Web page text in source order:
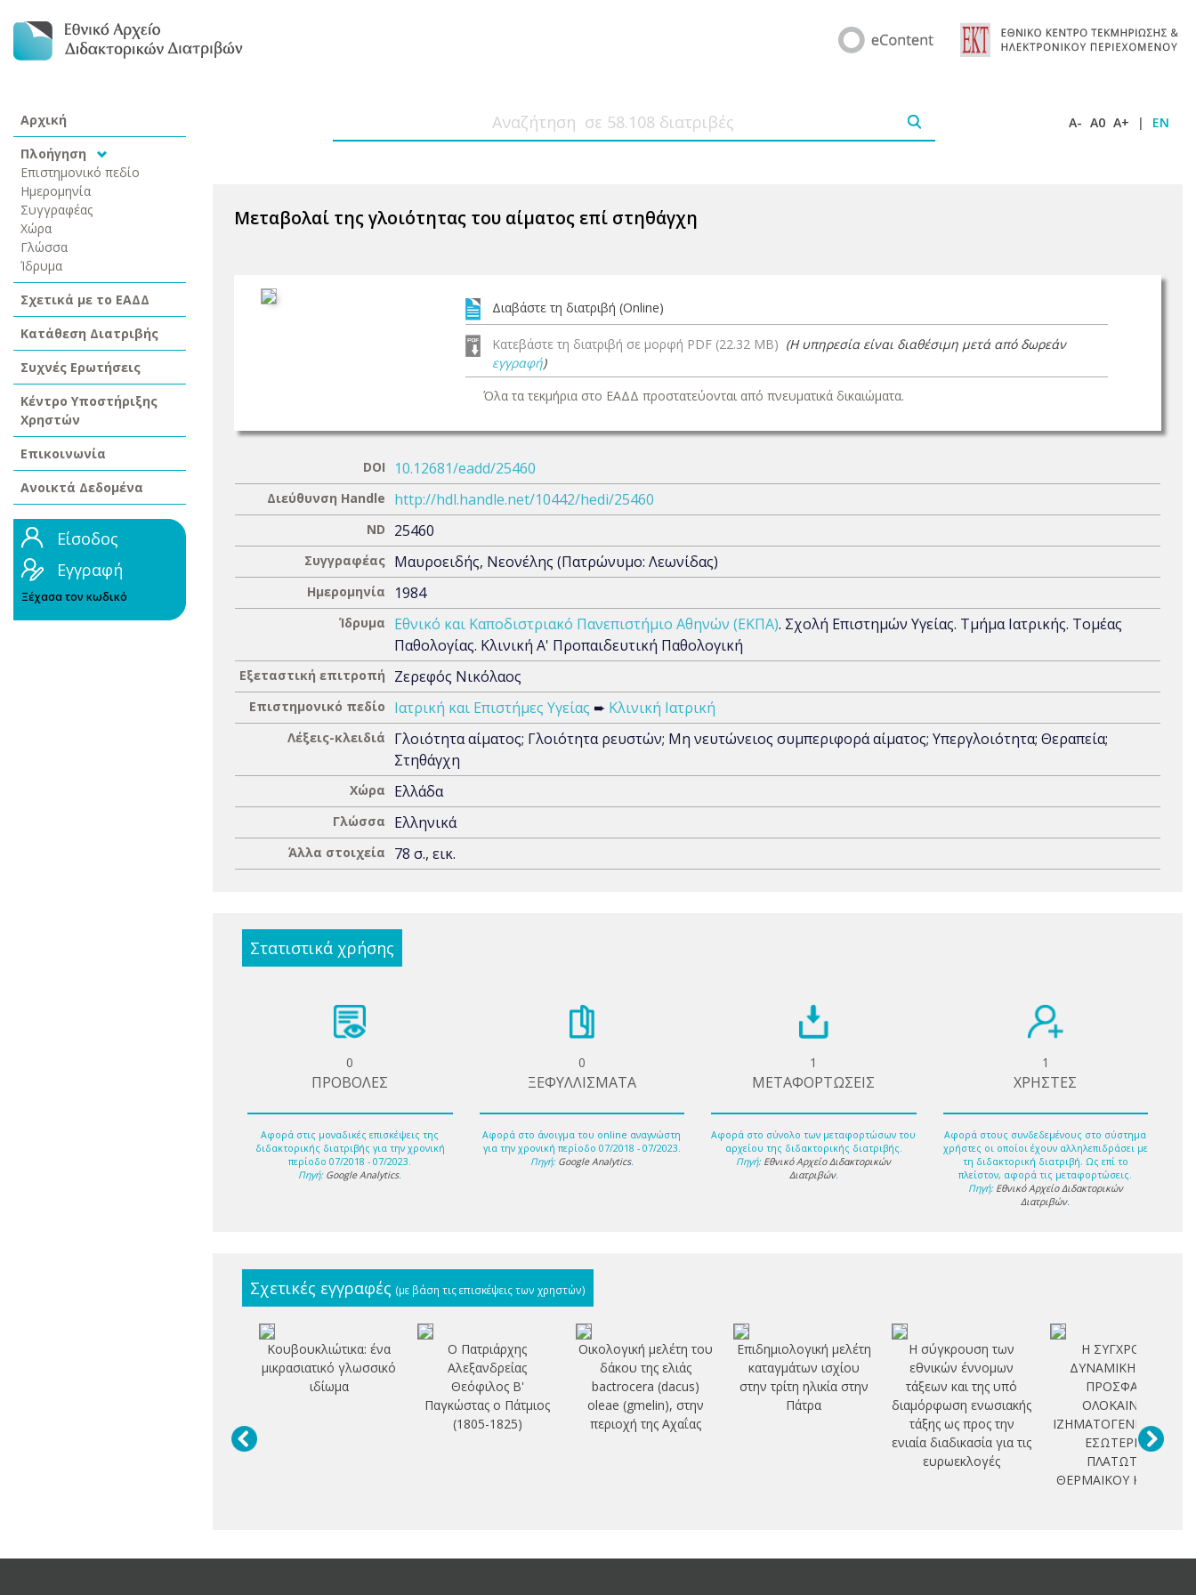
Αρχική
Πλοήγηση
Επιστημονικό πεδίο
Ημερομηνία
Συγγραφέας
Χώρα
Γλώσσα
Ίδρυμα
Σχετικά με το ΕΑΔΔ
Κατάθεση Διατριβής
Συχνές Ερωτήσεις
Κέντρο Υποστήριξης
Χρηστών
Επικοινωνία
Ανοικτά Δεδομένα
Είσοδος
Εγγραφή
Ξέχασα τον κωδικό
A- A0 A+ | EN
Μεταβολαί της γλοιότητας του αίματος επί στηθάγχη
Διαβάστε τη διατριβή (Online)
Κατεβάστε τη διατριβή σε μορφή PDF (22.32 MB) (Η υπηρεσία είναι διαθέσιμη μετά από δωρεάν
εγγραφή)
Όλα τα τεκμήρια στο ΕΑΔΔ προστατεύονται από πνευματικά δικαιώματα.
DOI 10.12681/eadd/25460
Διεύθυνση Handle http://hdl.handle.net/10442/hedi/25460
ND 25460
Συγγραφέας Μαυροειδής, Νεονέλης (Πατρώνυμο: Λεωνίδας)
Ημερομηνία 1984
Ίδρυμα Εθνικό και Καποδιστριακό Πανεπιστήμιο Αθηνών (ΕΚΠΑ). Σχολή Επιστημών Υγείας. Τμήμα Ιατρικής. Τομέας
Παθολογίας. Κλινική Α' Προπαιδευτική Παθολογική
Εξεταστική επιτροπή Ζερεφός Νικόλαος
Επιστημονικό πεδίο Ιατρική και Επιστήμες Υγείας ➨ Κλινική Ιατρική
Λέξεις-κλειδιά
Γλοιότητα αίματος; Γλοιότητα ρευστών; Μη νευτώνειος συμπεριφορά αίματος; Υπεργλοιότητα; Θεραπεία;
Στηθάγχη
Χώρα Ελλάδα
Γλώσσα Ελληνικά
Άλλα στοιχεία 78 σ., εικ.
Στατιστικά χρήσης
0
ΠΡΟΒΟΛΕΣ
Αφορά στις μοναδικές επισκέψεις της
διδακτορικής διατριβής για την χρονική
περίοδο 07/2018 - 07/2023.
Πηγή: Google Analytics.
0
ΞΕΦΥΛΛΙΣΜΑΤΑ
Αφορά στο άνοιγμα του online αναγνώστη
για την χρονική περίοδο 07/2018 - 07/2023.
Πηγή: Google Analytics.
1
ΜΕΤΑΦΟΡΤΩΣΕΙΣ
Αφορά στο σύνολο των μεταφορτώσων του
αρχείου της διδακτορικής διατριβής.
Πηγή: Εθνικό Αρχείο Διδακτορικών
Διατριβών.
1
ΧΡΗΣΤΕΣ
Αφορά στους συνδεδεμένους στο σύστημα
χρήστες οι οποίοι έχουν αλληλεπιδράσει με
τη διδακτορική διατριβή. Ως επί το
πλείστον, αφορά τις μεταφορτώσεις.
Πηγή: Εθνικό Αρχείο Διδακτορικών
Διατριβών.
Σχετικές εγγραφές (με βάση τις επισκέψεις των χρηστών)
Κουβουκλιώτικα: ένα
μικρασιατικό γλωσσικό
ιδίωμα
Ο Πατριάρχης
Αλεξανδρείας
Θεόφιλος Β'
Παγκώστας ο Πάτμιος
(1805-1825)
Οικολογική μελέτη του
δάκου της ελιάς
bactrocera (dacus)
oleae (gmelin), στην
περιοχή της Αχαΐας
Επιδημιολογική μελέτη
καταγμάτων ισχίου
στην τρίτη ηλικία στην
Πάτρα
Η σύγκρουση των
εθνικών έννομων
τάξεων και της υπό
διαμόρφωση ενωσιακής
τάξης ως προς την
ενιαία διαδικασία για τις
ευρωεκλογές
Η ΣΥΓΧΡΟΝΗ
ΔΥΝΑΜΙΚΗ ΚΑΙ Η
ΠΡΟΣΦΑΤΗ
ΟΛΟΚΑΙΝΙΚΗ
ΙΖΗΜΑΤΟΓΕΝΕΣΗ ΣΤΟ
ΕΣΩΤΕΡΙΚΟ
ΠΛΑΤΩΤΟΥ
ΘΕΡΜΑΙΚΟΥ ΚΟΛΠΟΥ